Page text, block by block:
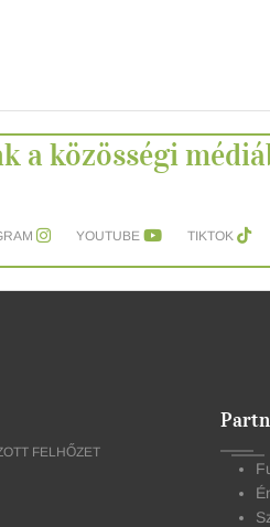
a közösségi
YOUTUBE TIKTOK
FELHŐZET